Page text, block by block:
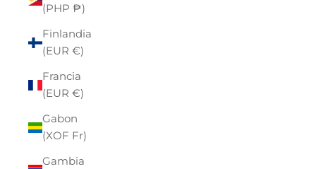
(PHP ₱)
Finlandia
(EUR €)
Francia
(EUR €)
Gabon
(XOF Fr)
Gambia